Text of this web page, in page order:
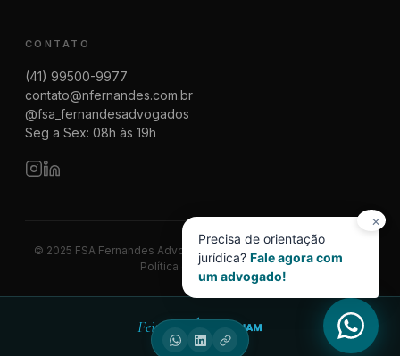
✕
Precisa de orientação
jurídica? Fale agora com
um advogado!
CONTATO
(41) 99500-9977
contato@nfernandes.com.br
@fsa_fernandesadvogados
Seg a Sex: 08h às 19h
© 2025 FSA Fernandes Advogados | CNPJ 08.014.774/0001-83
Política de Privacidade
Feito por